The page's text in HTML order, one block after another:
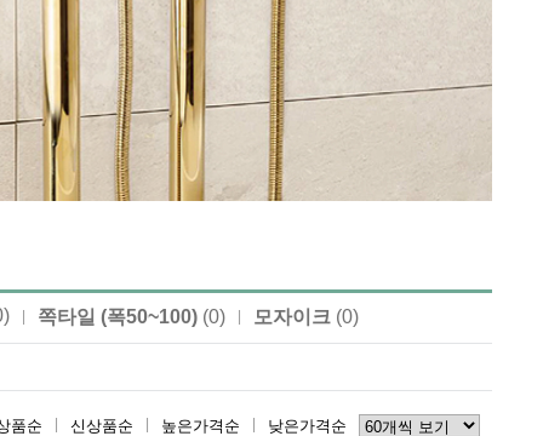
쪽타일 (폭50~100) (0) 모자이크 (0)
품순 신상품순 높은가격순 낮은가격순